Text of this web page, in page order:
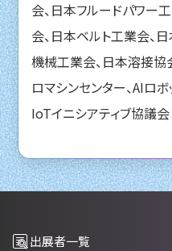
会、日本フルードパワー
会、日本ベルト工業会、
機械工業会、日本溶接協
ロマシンセンター、AIロ
IoTイニシアティブ協議会
出展者一覧